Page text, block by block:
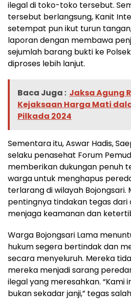
ilegal di toko-toko tersebut.
tersebut berlangsung, Kanit
setempat pun ikut turun
laporan dengan membawa
sejumlah barang bukti ke
diproses lebih lanjut.
Baca Juga : Jaksa Agung
Kejaksaan Harga Mati
Pilkada 2024
Sementara itu, Aswar Hadis,
selaku penasehat Forum
memberikan dukungan penuh
warga untuk menghapus
terlarang di wilayah Bojongsari.
pentingnya tindakan tegas
menjaga keamanan dan
Warga Bojongsari Lama
hukum segera bertindak dan
secara menyeluruh. Mereka
mereka menjadi sarang
ilegal yang meresahkan. “Kami
bukan sekadar janji,” tegas